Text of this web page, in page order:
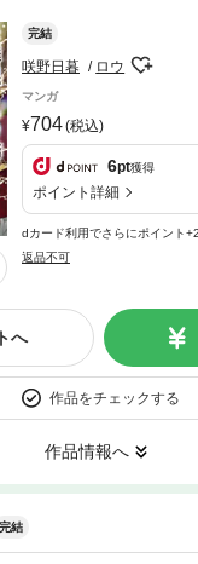
完結
咲野日暮 ロウ
マンガ
704(税込)
6pt獲得
ポイント詳細
dカード利用でさらにポイント
返品不可
へ
作品をチェックする
作品情報へ
完結